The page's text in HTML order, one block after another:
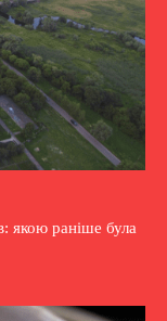
якою раніше була